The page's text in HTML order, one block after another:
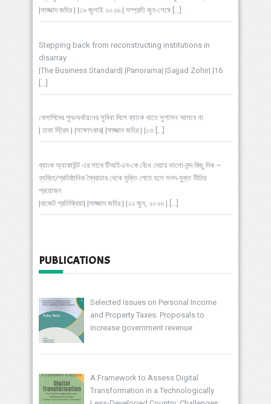
|সাজ্জাদ জহির | |১৯ জুলাই ২০২৬ | সম্প্রতি জুন-শেষে […]
Stepping back from reconstructing institutions in
disarray
|The Business Standard| |Panorama| |Sajjad Zohir| |16
[…]
খেলাপিদের পুনঃঅর্থায়নের সুবিধা দিলে ব্যাংক খাতে সুশাসন আসবে না
| ঢাকা স্ট্রিম | |সাক্ষাৎকার| |সাজ্জাদ জহির | |১৩ […]
ব্যাংক অ্যাকাউন্ট এর সাথে টিআইএন-কে বেঁধে দেয়ার ভালো-মন্দ কিছু দিক –
ব্যক্তি/প্রতিষ্ঠানিক স্বৈরাচার থেকে মুক্তি পেতে হলে সনদ-মুক্ত নীতির
প্রয়োজন
|বাজেট প্রতিক্রিয়া| |সাজ্জাদ জহির | |২২ জুন, ২০২৬ | […]
PUBLICATIONS
Selected Issues on Personal Income
and Property Taxes: Proposals to
increase government revenue
A Framework to Assess Digital
Transformation in a Technologically